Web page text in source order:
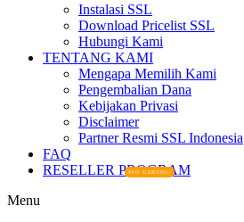
Instalasi SSL
Download Pricelist SSL
Hubungi Kami
TENTANG KAMI
Mengapa Memilih Kami
Pengembalian Dana
Kebijakan Privasi
Disclaimer
Partner Resmi SSL Indonesia
FAQ
AYO GABUNG!
RESELLER PROGRAM
Menu